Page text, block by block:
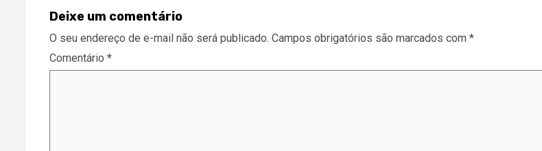
Deixe um comentário
O seu endereço de e-mail não será publicado. Campos obrigatórios são marcados com *
Comentário *